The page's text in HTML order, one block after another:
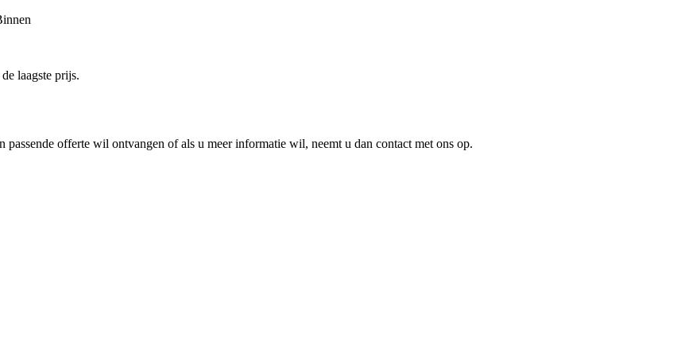
laagste prijs.
offerte wil ontvangen of als u meer informatie wil, neemt u dan contact met ons op.